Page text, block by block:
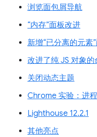
浏览面包屑导航
“内存”面板改进
新增“已分离的元素
改进了纯 JS 对象的
关闭动态主题
Chrome 实验：进
Lighthouse 12.2.1
其他亮点